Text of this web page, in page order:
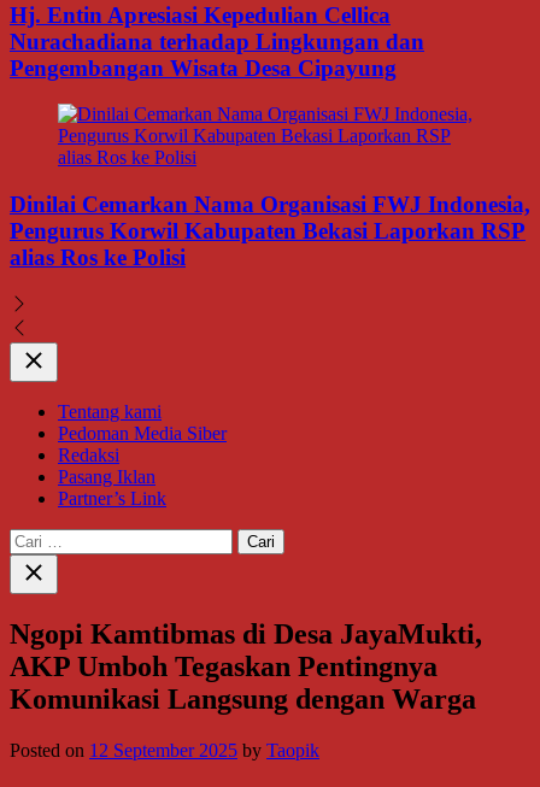
Hj. Entin Apresiasi Kepedulian Cellica
Nurachadiana terhadap Lingkungan dan
Pengembangan Wisata Desa Cipayung
Dinilai Cemarkan Nama Organisasi FWJ Indonesia,
Pengurus Korwil Kabupaten Bekasi Laporkan RSP
alias Ros ke Polisi
Close
Tentang kami
Pedoman Media Siber
Redaksi
Pasang Iklan
Partner’s Link
Cari
untuk:
Close
search
Ngopi Kamtibmas di Desa JayaMukti,
AKP Umboh Tegaskan Pentingnya
Komunikasi Langsung dengan Warga
Posted on 12 September 2025 by Taopik